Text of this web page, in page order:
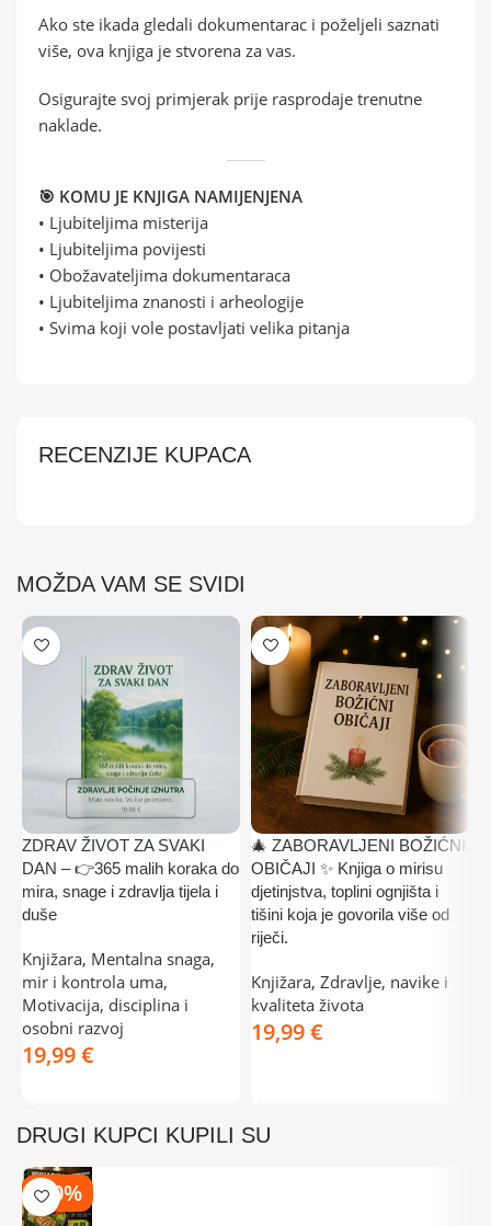
Ako ste ikada gledali dokumentarac i poželjeli saznati
više, ova knjiga je stvorena za vas.
Osigurajte svoj primjerak prije rasprodaje trenutne
naklade.
🎯 KOMU JE KNJIGA NAMIJENJENA
• Ljubiteljima misterija
• Ljubiteljima povijesti
• Obožavateljima dokumentaraca
• Ljubiteljima znanosti i arheologije
• Svima koji vole postavljati velika pitanja
RECENZIJE KUPACA
MOŽDA VAM SE SVIDI
ZDRAV ŽIVOT ZA SVAKI
DAN – 👉365 malih koraka do
mira, snage i zdravlja tijela i
duše
Knjižara, Mentalna snaga,
mir i kontrola uma,
Motivacija, disciplina i
osobni razvoj
€
🎄 ZABORAVLJENI BOŽIĆNI
OBIČAJI ✨ Knjiga o mirisu
djetinjstva, toplini ognjišta i
tišini koja je govorila više od
riječi.
Knjižara, Zdravlje, navike i
kvaliteta života
€
DRUGI KUPCI KUPILI SU
-50%